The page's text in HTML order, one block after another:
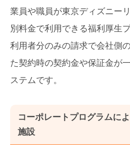
業員や職員が東京ディズニー
別料金で利用できる福利厚生
利用者分のみの請求で会社側
た契約時の契約金や保証金が
ステムです。
コーポレートプログラムに
施設